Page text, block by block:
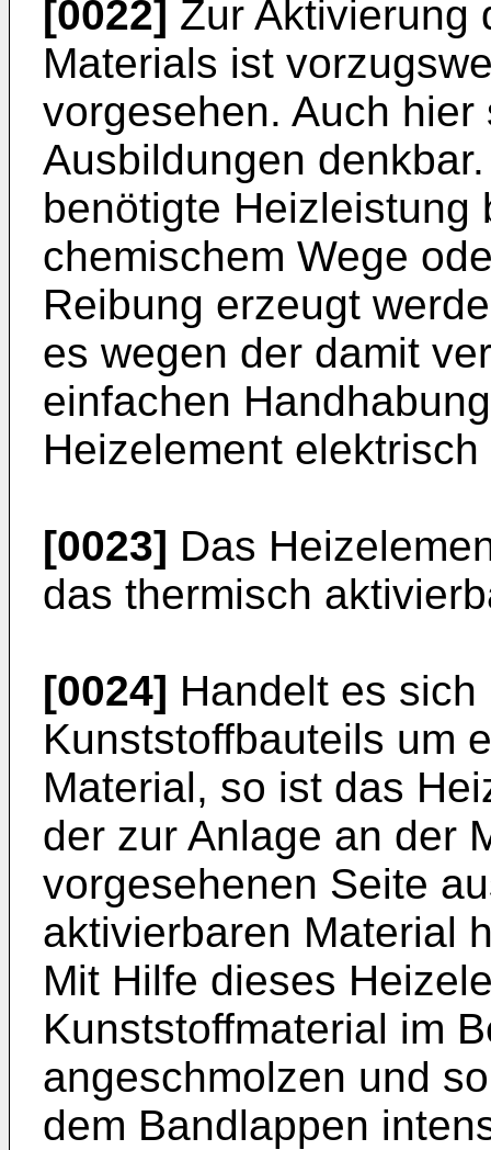
[0022] Zur Aktivierung
Materials ist
vorgesehen. Auch
Ausbildungen
benötigte Heizleistung
chemischem Wege
Reibung erzeugt
es wegen der damit
einfachen
Heizelement
[0023] Das
das thermisch
[0024] Handelt es
Kunststoffbauteils um
Material, so ist das
der zur Anlage an der
vorgesehenen Seite
aktivierbaren Material
Mit Hilfe dieses
Kunststoffmaterial im
angeschmolzen und
dem Bandlappen